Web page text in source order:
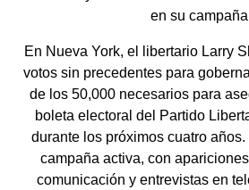
en su
En Nueva York, el libertario Larry
votos sin precedentes para
de los 50,000 necesarios para
boleta electoral del Partido
durante los próximos cuatro
campaña activa, con
comunicación y entrevistas en